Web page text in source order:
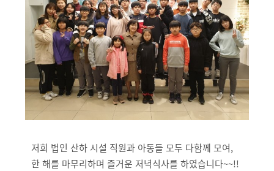
저희 법인 산하 시설 직원과 아동들 모두 다함께 모여,
한 해를 마무리하며 즐거운 저녁식사를 하였습니다~~!!